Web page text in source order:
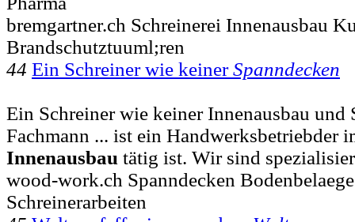
bremgartner.ch Schreinerei Innenausbau
Brandschutztuuml;ren
44 Ein Schreiner wie keinerSpanndecken
Ein Schreiner wie keiner Innenausbau und
Fachmann ... ist ein Handwerksbetriebder
Innenausbau tätig ist. Wir sind
wood-work.ch Spanndecken
Schreinerarbeiten